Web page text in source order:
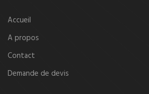
Accueil
A propos
Contact
Demande de devis